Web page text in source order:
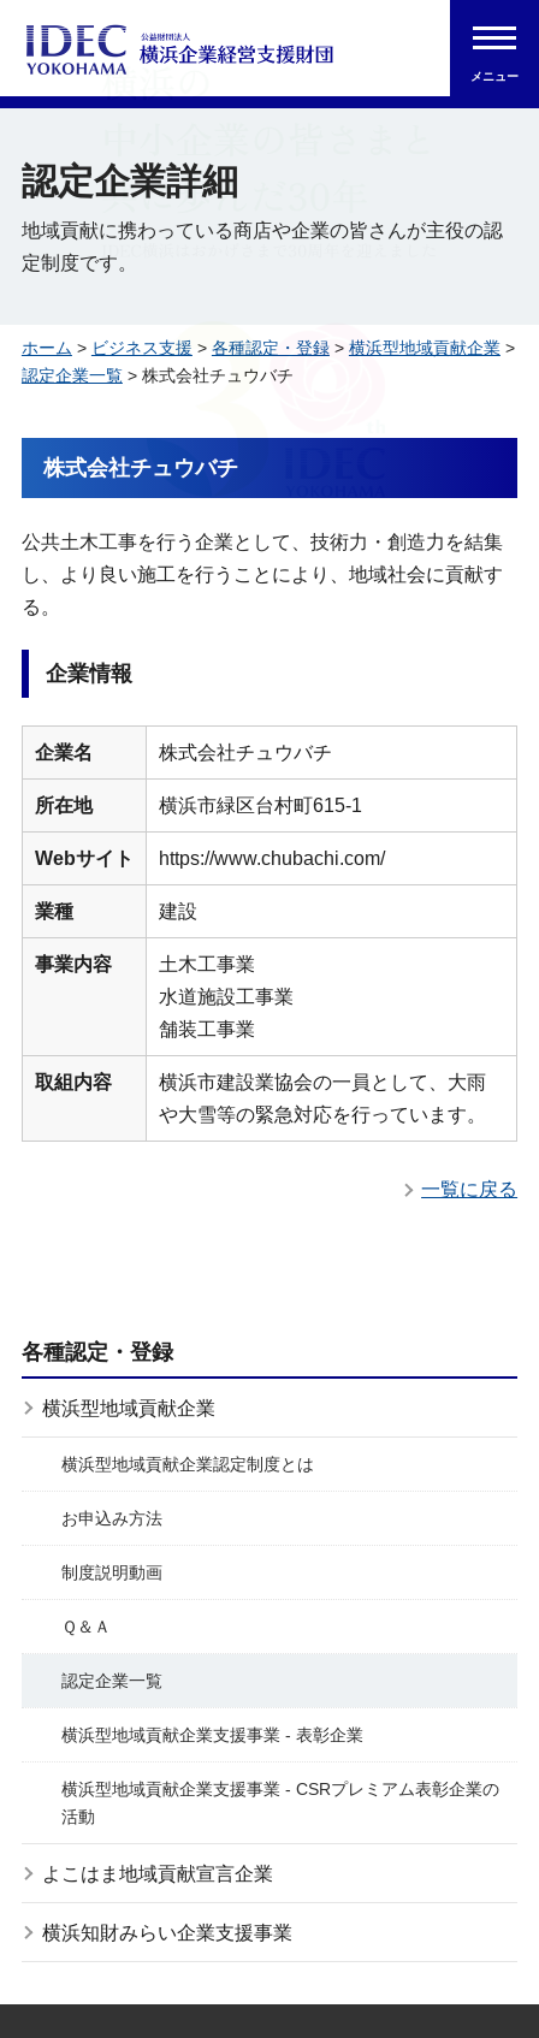
メニュー
認定企業詳細
地域貢献に携わっている商店や企業の皆さんが主役の認
定制度です。
ホーム > ビジネス支援 > 各種認定・登録> 横浜型地域貢献企業>
認定企業一覧> 株式会社チュウバチ
株式会社チュウバチ
公共土木工事を行う企業として、技術力・創造力を結集
し、より良い施工を行うことにより、地域社会に貢献す
る。
企業情報
企業名 株式会社チュウバチ
所在地 横浜市緑区台村町615-1
Webサイト https://www.chubachi.com/
業種 建設
事業内容
土木工事業
水道施設工事業
舗装工事業
取組内容
横浜市建設業協会の一員として、大雨
や大雪等の緊急対応を行っています。
一覧に戻る
各種認定・登録
横浜型地域貢献企業
横浜型地域貢献企業認定制度とは
お申込み方法
制度説明動画
Ｑ＆Ａ
認定企業一覧
横浜型地域貢献企業支援事業 - 表彰企業
横浜型地域貢献企業支援事業 - CSRプレミアム表彰企業の
活動
よこはま地域貢献宣言企業
横浜知財みらい企業支援事業